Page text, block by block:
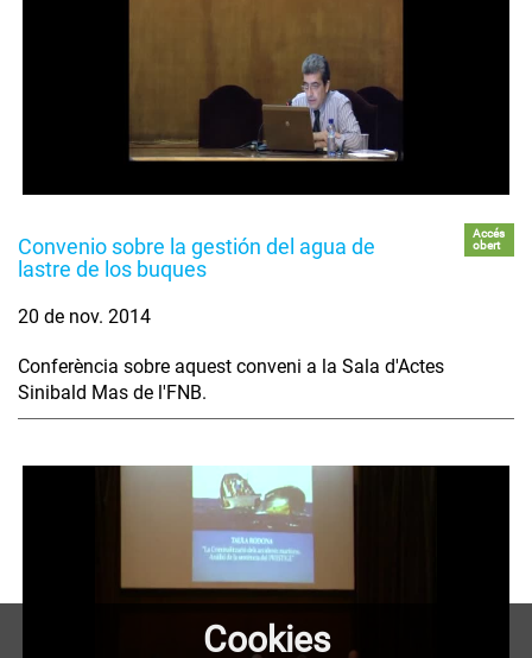
Convenio sobre la gestión del agua de
lastre de los buques
Accés
obert
20 de nov. 2014
Conferència sobre aquest conveni a la Sala d'Actes
Sinibald Mas de l'FNB.
Cookies